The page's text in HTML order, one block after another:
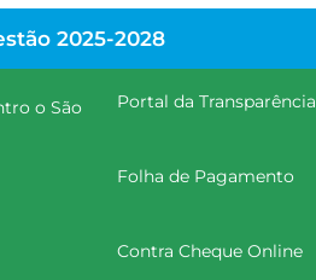
2025-2028
o São
Portal da Transparência
Folha de Pagamento
Contra Cheque Online